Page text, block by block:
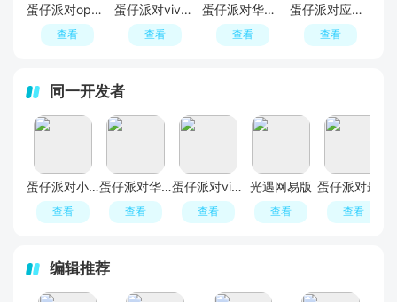
蛋仔派对oppo渠道服版
查看
蛋仔派对vivo应用商店版
查看
蛋仔派对华为版
查看
蛋仔派对应用宝版
查看
同一开发者
蛋仔派对小米版本
查看
蛋仔派对华为版
查看
蛋仔派对vivo应用商店版
查看
光遇网易版
查看 查看
编辑推荐